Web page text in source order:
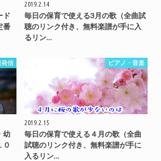
ド
番
2019.2.14
毎日の保育で使える3月の歌（全曲試
聴のリンク付き、無料楽譜が手に入
るリン…
発信
幼
０
ピアノ・音楽
2019.2.15
毎日の保育で使える４月の歌（全曲
試聴のリンク付き、無料楽譜が手に
入るリン…